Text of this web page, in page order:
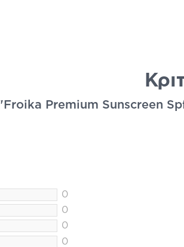
Premium Sunscreen
0
0
0
0